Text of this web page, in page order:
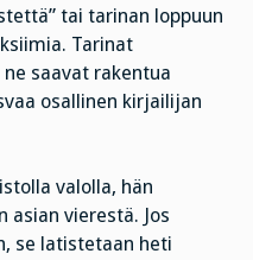
tai tarinan loppuun
Tarinat
saavat rakentua
osallinen kirjailijan
valolla, hän
asian vierestä. Jos
se latistetaan heti